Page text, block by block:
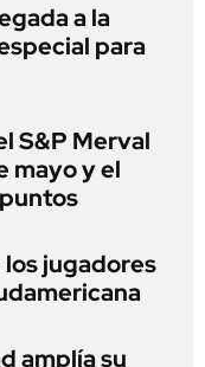
a la
para
S&P Merval
mayo y el
jugadores
amplía su